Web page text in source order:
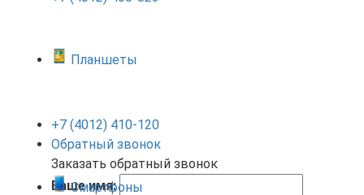
+7 (4012) 410-120
Обратный звонок
Заказать обратный звонок
Ваше имя:
Планшеты
Смартфоны